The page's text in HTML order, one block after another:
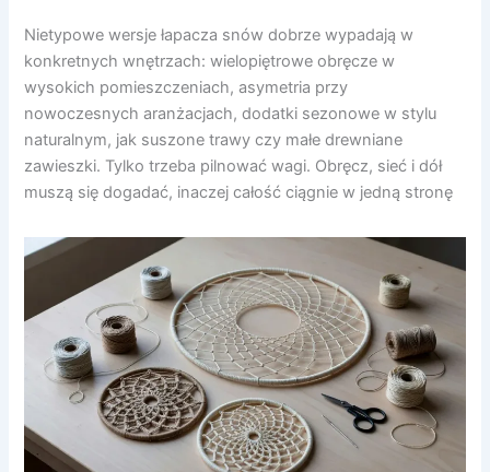
Nietypowe wersje łapacza snów dobrze wypadają w
konkretnych wnętrzach: wielopiętrowe obręcze w
wysokich pomieszczeniach, asymetria przy
nowoczesnych aranżacjach, dodatki sezonowe w stylu
naturalnym, jak suszone trawy czy małe drewniane
zawieszki. Tylko trzeba pilnować wagi. Obręcz, sieć i dół
muszą się dogadać, inaczej całość ciągnie w jedną stronę